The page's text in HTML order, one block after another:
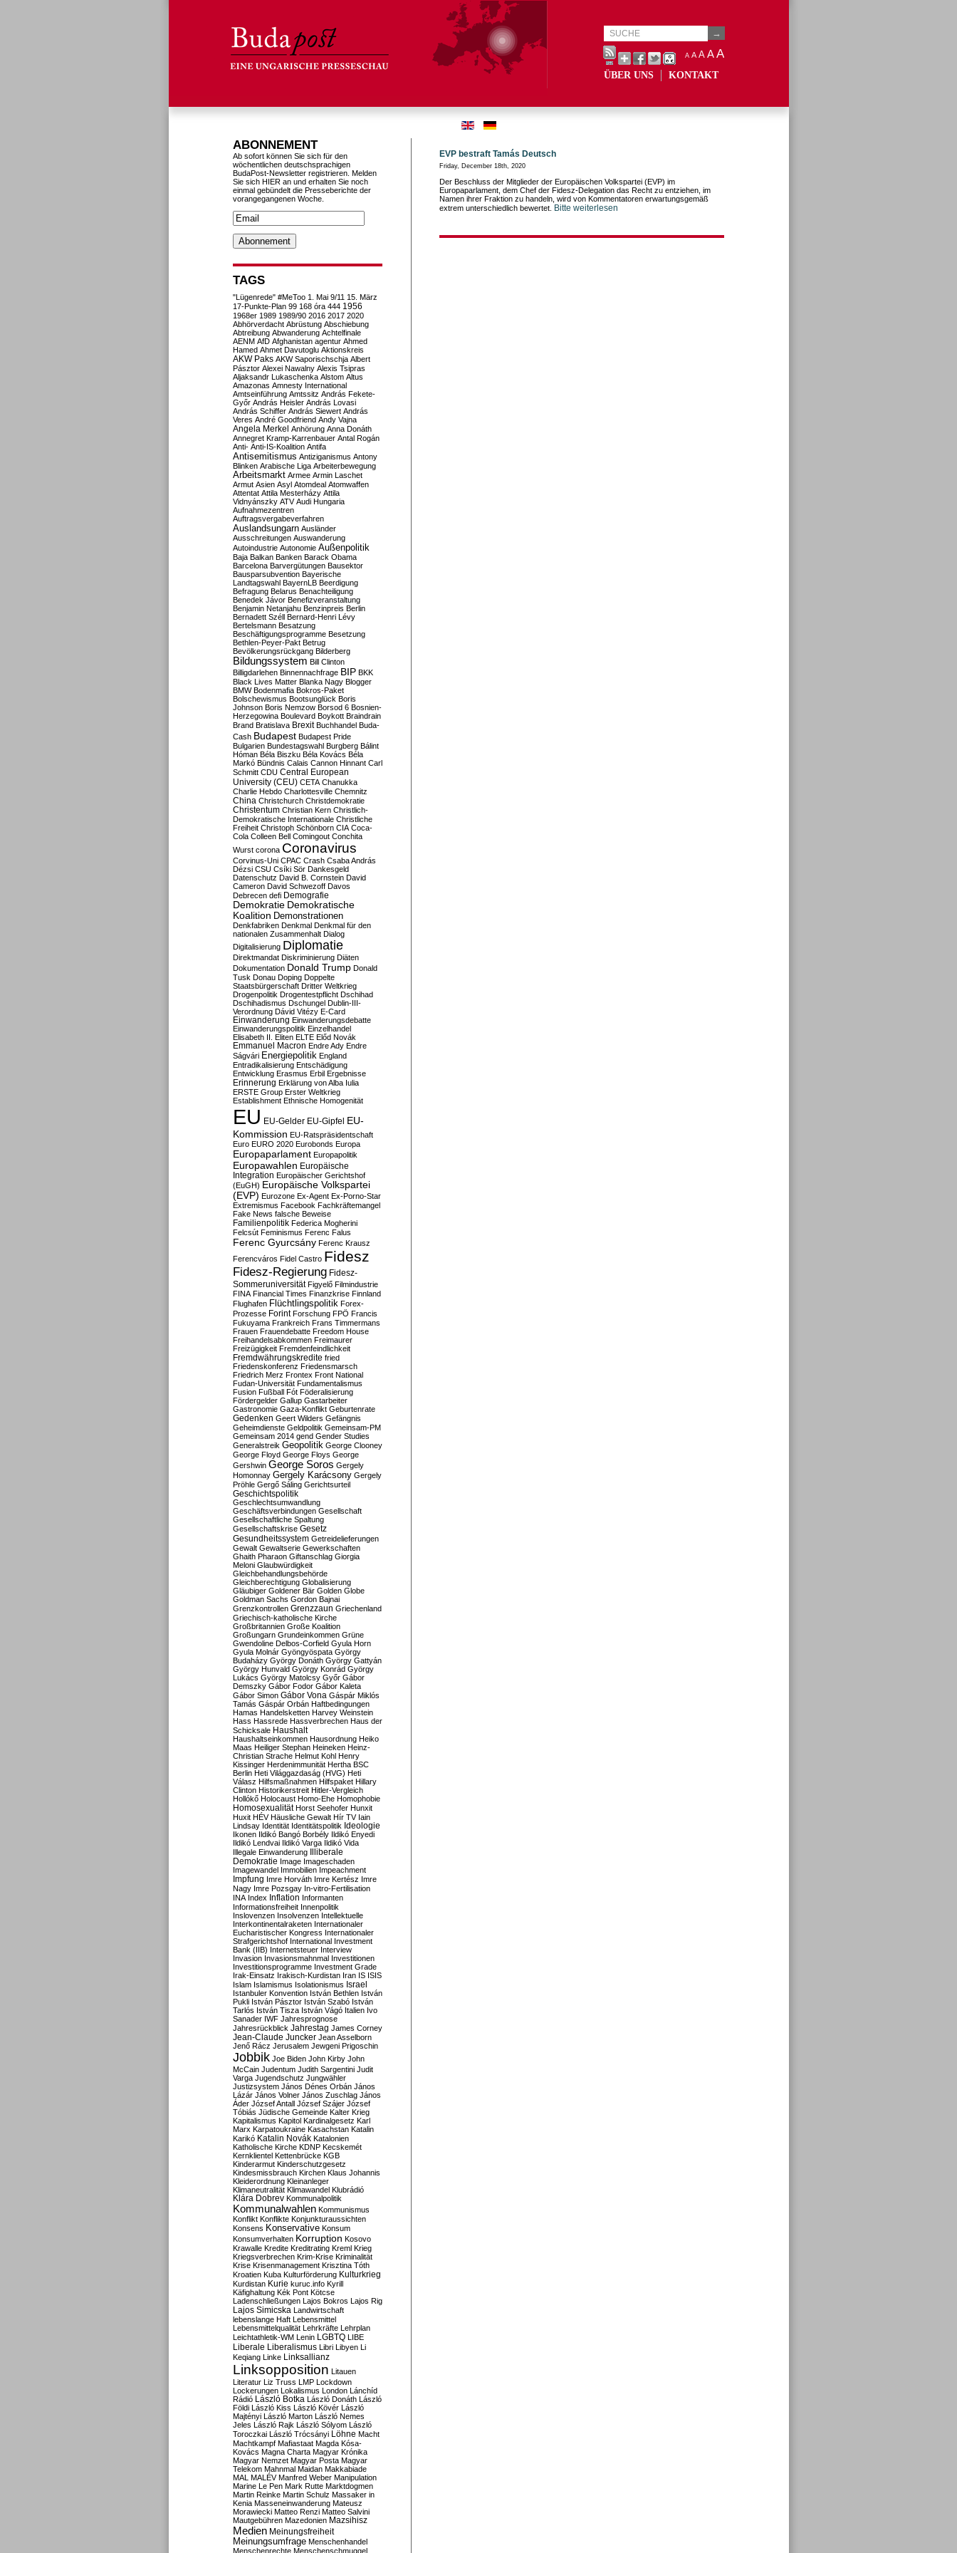
A A A AA
ÜBER UNS KONTAKT
EVP bestraft Tamás Deutsch
Friday, December 18th, 2020
Der Beschluss der Mitglieder der Europäischen Volkspartei (EVP) im
Europaparlament, dem Chef der Fidesz-Delegation das Recht zu entziehen, im
Namen ihrer Fraktion zu handeln, wird von Kommentatoren erwartungsgemäß
extrem unterschiedlich bewertet.
Bitte weiterlesen
ABONNEMENT
Ab sofort können Sie sich für den
wöchentlichen deutschsprachigen
BudaPost-Newsletter registrieren. Melden
Sie sich HIER an und erhalten Sie noch
einmal gebündelt die Presseberichte der
vorangegangenen Woche.
TAGS
"Lügenrede" #MeToo 1. Mai 9/11 15. März
17-Punkte-Plan 99 168 óra 444 1956
1968er 1989 1989/90 2016 2017 2020
Abhörverdacht Abrüstung Abschiebung
Abtreibung Abwanderung Achtelfinale
AENM AfD Afghanistan agentur Ahmed
Hamed Ahmet Davutoglu Aktionskreis
AKW Paks AKW Saporischschja Albert
Pásztor Alexei Nawalny Alexis Tsipras
Aljaksandr Lukaschenka Alstom Altus
Amazonas Amnesty International
Amtseinführung Amtssitz András Fekete-
Győr András Heisler András Lovasi
András Schiffer András Siewert András
Veres André Goodfriend Andy Vajna
Angela Merkel Anhörung Anna Donáth
Annegret Kramp-Karrenbauer Antal Rogán
Anti- Anti-IS-Koalition Antifa
Antisemitismus Antiziganismus Antony
Blinken Arabische Liga Arbeiterbewegung
Arbeitsmarkt Armee Armin Laschet
Armut Asien Asyl Atomdeal Atomwaffen
Attentat Attila Mesterházy Attila
Vidnyánszky ATV Audi Hungaria
Aufnahmezentren
Auftragsvergabeverfahren
Auslandsungarn Ausländer
Ausschreitungen Auswanderung
Autoindustrie Autonomie Außenpolitik
Baja Balkan Banken Barack Obama
Barcelona Barvergütungen Bausektor
Bausparsubvention Bayerische
Landtagswahl BayernLB Beerdigung
Befragung Belarus Benachteiligung
Benedek Jávor Benefizveranstaltung
Benjamin Netanjahu Benzinpreis Berlin
Bernadett Széll Bernard-Henri Lévy
Bertelsmann Besatzung
Beschäftigungsprogramme Besetzung
Bethlen-Peyer-Pakt Betrug
Bevölkerungsrückgang Bilderberg
Bildungssystem Bill Clinton
Billigdarlehen Binnennachfrage BIP BKK
Black Lives Matter Blanka Nagy Blogger
BMW Bodenmafia Bokros-Paket
Bolschewismus Bootsunglück Boris
Johnson Boris Nemzow Borsod 6 Bosnien-
Herzegowina Boulevard Boykott Braindrain
Brand Bratislava Brexit Buchhandel Buda-
Cash Budapest Budapest Pride
Bulgarien Bundestagswahl Burgberg Bálint
Hóman Béla Biszku Béla Kovács Béla
Markó Bündnis Calais Cannon Hinnant Carl
Schmitt CDU Central European
University (CEU) CETA Chanukka
Charlie Hebdo Charlottesville Chemnitz
China Christchurch Christdemokratie
Christentum Christian Kern Christlich-
Demokratische Internationale Christliche
Freiheit Christoph Schönborn CIA Coca-
Cola Colleen Bell Comingout Conchita
Wurst corona Coronavirus
Corvinus-Uni CPAC Crash Csaba András
Dézsi CSU Csíki Sör Dankesgeld
Datenschutz David B. Cornstein David
Cameron David Schwezoff Davos
Debrecen defi Demografie
Demokratie Demokratische
Koalition Demonstrationen
Denkfabriken Denkmal Denkmal für den
nationalen Zusammenhalt Dialog
Digitalisierung Diplomatie
Direktmandat Diskriminierung Diäten
Dokumentation Donald Trump Donald
Tusk Donau Doping Doppelte
Staatsbürgerschaft Dritter Weltkrieg
Drogenpolitik Drogentestpflicht Dschihad
Dschihadismus Dschungel Dublin-III-
Verordnung Dávid Vitézy E-Card
Einwanderung Einwanderungsdebatte
Einwanderungspolitik Einzelhandel
Elisabeth II. Eliten ELTE Előd Novák
Emmanuel Macron Endre Ady Endre
Ságvári Energiepolitik England
Entradikalisierung Entschädigung
Entwicklung Erasmus Erbil Ergebnisse
Erinnerung Erklärung von Alba Iulia
ERSTE Group Erster Weltkrieg
Establishment Ethnische Homogenität
EU EU-Gelder EU-Gipfel EU-
Kommission EU-Ratspräsidentschaft
Euro EURO 2020 Eurobonds Europa
Europaparlament Europapolitik
Europawahlen Europäische
Integration Europäischer Gerichtshof
(EuGH) Europäische Volkspartei
(EVP) Eurozone Ex-Agent Ex-Porno-Star
Extremismus Facebook Fachkräftemangel
Fake News falsche Beweise
Familienpolitik Federica Mogherini
Felcsút Feminismus Ferenc Falus
Ferenc Gyurcsány Ferenc Krausz
Ferencváros Fidel Castro Fidesz
Fidesz-Regierung Fidesz-
Sommeruniversität Figyelő Filmindustrie
FINA Financial Times Finanzkrise Finnland
Flughafen Flüchtlingspolitik Forex-
Prozesse Forint Forschung FPÖ Francis
Fukuyama Frankreich Frans Timmermans
Frauen Frauendebatte Freedom House
Freihandelsabkommen Freimaurer
Freizügigkeit Fremdenfeindlichkeit
Fremdwährungskredite fried
Friedenskonferenz Friedensmarsch
Friedrich Merz Frontex Front National
Fudan-Universität Fundamentalismus
Fusion Fußball Fót Föderalisierung
Fördergelder Gallup Gastarbeiter
Gastronomie Gaza-Konflikt Geburtenrate
Gedenken Geert Wilders Gefängnis
Geheimdienste Geldpolitik Gemeinsam-PM
Gemeinsam 2014 gend Gender Studies
Generalstreik Geopolitik George Clooney
George Floyd George Floys George
Gershwin George Soros Gergely
Homonnay Gergely Karácsony Gergely
Pröhle Gergő Sáling Gerichtsurteil
Geschichtspolitik
Geschlechtsumwandlung
Geschäftsverbindungen Gesellschaft
Gesellschaftliche Spaltung
Gesellschaftskrise Gesetz
Gesundheitssystem Getreidelieferungen
Gewalt Gewaltserie Gewerkschaften
Ghaith Pharaon Giftanschlag Giorgia
Meloni Glaubwürdigkeit
Gleichbehandlungsbehörde
Gleichberechtigung Globalisierung
Gläubiger Goldener Bär Golden Globe
Goldman Sachs Gordon Bajnai
Grenzkontrollen Grenzzaun Griechenland
Griechisch-katholische Kirche
Großbritannien Große Koalition
Großungarn Grundeinkommen Grüne
Gwendoline Delbos-Corfield Gyula Horn
Gyula Molnár Gyöngyöspata György
Budaházy György Donáth György Gattyán
György Hunvald György Konrád György
Lukács György Matolcsy Győr Gábor
Demszky Gábor Fodor Gábor Kaleta
Gábor Simon Gábor Vona Gáspár Miklós
Tamás Gáspár Orbán Haftbedingungen
Hamas Handelsketten Harvey Weinstein
Hass Hassrede Hassverbrechen Haus der
Schicksale Haushalt
Haushaltseinkommen Hausordnung Heiko
Maas Heiliger Stephan Heineken Heinz-
Christian Strache Helmut Kohl Henry
Kissinger Herdenimmunität Hertha BSC
Berlin Heti Világgazdaság (HVG) Heti
Válasz Hilfsmaßnahmen Hilfspaket Hillary
Clinton Historikerstreit Hitler-Vergleich
Hollókő Holocaust Homo-Ehe Homophobie
Homosexualität Horst Seehofer Hunxit
Huxit HÉV Häusliche Gewalt Hír TV Iain
Lindsay Identität Identitätspolitik Ideologie
Ikonen Ildikó Bangó Borbély Ildikó Enyedi
Ildikó Lendvai Ildikó Varga Ildikó Vida
Illegale Einwanderung Illiberale
Demokratie Image Imageschaden
Imagewandel Immobilien Impeachment
Impfung Imre Horváth Imre Kertész Imre
Nagy Imre Pozsgay In-vitro-Fertilisation
INA Index Inflation Informanten
Informationsfreiheit Innenpolitik
Inslovenzen Insolvenzen Intellektuelle
Interkontinentalraketen Internationaler
Eucharistischer Kongress Internationaler
Strafgerichtshof International Investment
Bank (IIB) Internetsteuer Interview
Invasion Invasionsmahnmal Investitionen
Investitionsprogramme Investment Grade
Irak-Einsatz Irakisch-Kurdistan Iran IS ISIS
Islam Islamismus Isolationismus Israel
Istanbuler Konvention István Bethlen István
Pukli István Pásztor István Szabó István
Tarlós István Tisza István Vágó Italien Ivo
Sanader IWF Jahresprognose
Jahresrückblick Jahrestag James Corney
Jean-Claude Juncker Jean Asselborn
Jenő Rácz Jerusalem Jewgeni Prigoschin
Jobbik Joe Biden John Kirby John
McCain Judentum Judith Sargentini Judit
Varga Jugendschutz Jungwähler
Justizsystem János Dénes Orbán János
Lázár János Volner János Zuschlag János
Áder József Antall József Szájer József
Tóbiás Jüdische Gemeinde Kalter Krieg
Kapitalismus Kapitol Kardinalgesetz Karl
Marx Karpatoukraine Kasachstan Katalin
Karikó Katalin Novák Katalonien
Katholische Kirche KDNP Kecskemét
Kernklientel Kettenbrücke KGB
Kinderarmut Kinderschutzgesetz
Kindesmissbrauch Kirchen Klaus Johannis
Kleiderordnung Kleinanleger
Klimaneutralität Klimawandel Klubrádió
Klára Dobrev Kommunalpolitik
Kommunalwahlen Kommunismus
Konflikt Konflikte Konjunkturaussichten
Konsens Konservative Konsum
Konsumverhalten Korruption Kosovo
Krawalle Kredite Kreditrating Kreml Krieg
Kriegsverbrechen Krim-Krise Kriminalität
Krise Krisenmanagement Krisztina Tóth
Kroatien Kuba Kulturförderung Kulturkrieg
Kurdistan Kurie kuruc.info Kyrill
Käfighaltung Kék Pont Kötcse
Ladenschließungen Lajos Bokros Lajos Rig
Lajos Simicska Landwirtschaft
lebenslange Haft Lebensmittel
Lebensmittelqualität Lehrkräfte Lehrplan
Leichtathletik-WM Lenin LGBTQ LIBE
Liberale Liberalismus Libri Libyen Li
Keqiang Linke Linksallianz
Linksopposition Litauen
Literatur Liz Truss LMP Lockdown
Lockerungen Lokalismus London Lánchíd
Rádió
László Botka László Donáth László
Földi László Kiss László Kövér László
Majtényi László Marton László Nemes
Jeles László Rajk László Sólyom László
Toroczkai László Trócsányi Löhne Macht
Machtkampf Mafiastaat Magda Kósa-
Kovács Magna Charta Magyar Krónika
Magyar Nemzet Magyar Posta Magyar
Telekom Mahnmal Maidan Makkabiade
MAL MALÉV Manfred Weber Manipulation
Marine Le Pen Mark Rutte Marktdogmen
Martin Reinke Martin Schulz Massaker in
Kenia Masseneinwanderung Mateusz
Morawiecki Matteo Renzi Matteo Salvini
Mautgebühren Mazedonien Mazsihisz
Medien Meinungsfreiheit
Meinungsumfrage Menschenhandel
Menschenrechte Menschenschmuggel